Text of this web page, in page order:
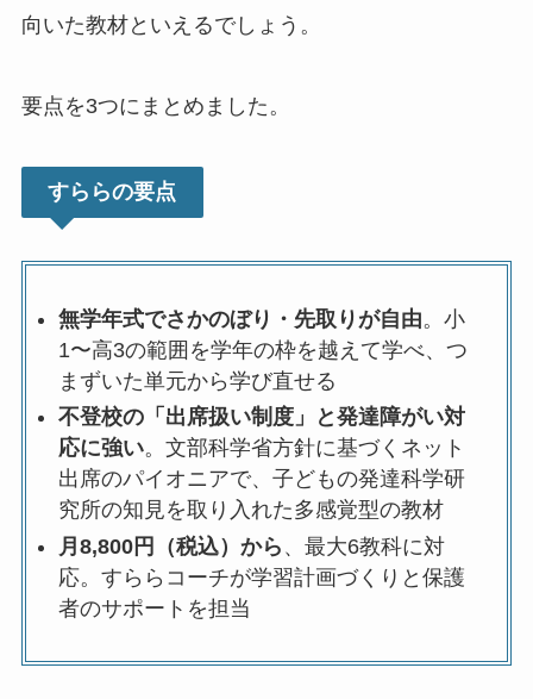
向いた教材といえるでしょう。
要点を3つにまとめました。
すららの要点
無学年式でさかのぼり・先取りが自由。小
1〜高3の範囲を学年の枠を越えて学べ、つ
まずいた単元から学び直せる
不登校の「出席扱い制度」と発達障がい対
応に強い。文部科学省方針に基づくネット
出席のパイオニアで、子どもの発達科学研
究所の知見を取り入れた多感覚型の教材
月8,800円（税込）から 、最大6教科に対
応。すららコーチが学習計画づくりと保護
者のサポートを担当